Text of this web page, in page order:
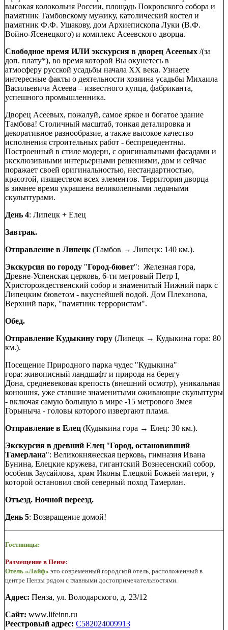
высокая колокольня России, площадь Покровского собора и
памятник Тамбовскому мужику, католический костел и
памятник Ф.Ф. Ушакову, дом Архиепископа Луки (В.Ф.
Войно-Ясенецкого) и комплекс Асеевского дворца.
Свободное время ИЛИ экскурсия в дворец Асеевых /(за
доп. плату*), во время которой Вы окунетесь в
атмосферу русской усадьбы начала XX века. Узнаете
интересные факты о деятельности хозяина усадьбы Михаила
Васильевича Асеева – известного купца, фабриканта,
успешного промышленника.
Дворец Асеевых, пожалуй, самое яркое и богатое здание
Тамбова! Столичный масштаб, тонкая деталировка и
декоративное разнообразие, а также высокое качество
исполнения строительных работ - беспрецедентны.
Построенный в стиле модерн, с оригинальными фасадами и
эксклюзивными интерьерными решениями, дом и сейчас
поражает своей оригинальностью, нестандартностью,
красотой, изяществом всех элементов. Территория дворца
в зимнее время украшена великолепными ледяными
скульптурами.
День 4: Липецк + Елец
Завтрак.
Отправление в Липецк (Тамбов → Липецк: 140 км.).
Экскурсия по городу "Город-бювет": Железная гора,
Древне-Успенская церковь, 6-ти метровый Петр I,
Христорождественский собор и знаменитый Нижний парк с
Липецким бюветом - вкуснейшей водой. Дом Плеханова,
Верхний парк, "памятник террористам".
Обед.
Отправление Кудыкину гору (Липецк → Кудыкина гора: 80
км.).
Посещение Природного парка чудес "Кудыкина"
гора: живописный ландшафт и природа на берегу
Дона, средневековая крепость (внешний осмотр), уникальная
конюшня, уже ставшие знаменитыми оживающие скульптуры
- включая самую большую в мире -15 метрового Змея
Горыныча - головы которого извергают пламя.
Отправление в Елец (Кудыкина гора → Елец: 30 км.).
Экскурсия в древний Елец "Город, остановивший
Тамерлана": Великокняжеская церковь, гимназия Ивана
Бунина, Елецкие кружева, гигантский Вознесенский собор,
особняк Заусайлова, храм Иконы Елецкой Божьей матери, у
которой остановил свой северный поход Тамерлан.
Отъезд. Ночной переезд.
День 5: Возвращение домой!
Гостиницы:
Размещение в Пензе:
Отель «Лайф» это современный городской отель, расположенный в
центре Пензы рядом с главными достопримечательностями.
Адрес: Пенза, ул. Володарского, д. 23/12
Сайт: www.lifeinn.ru
Реестровый адрес: С582024009913